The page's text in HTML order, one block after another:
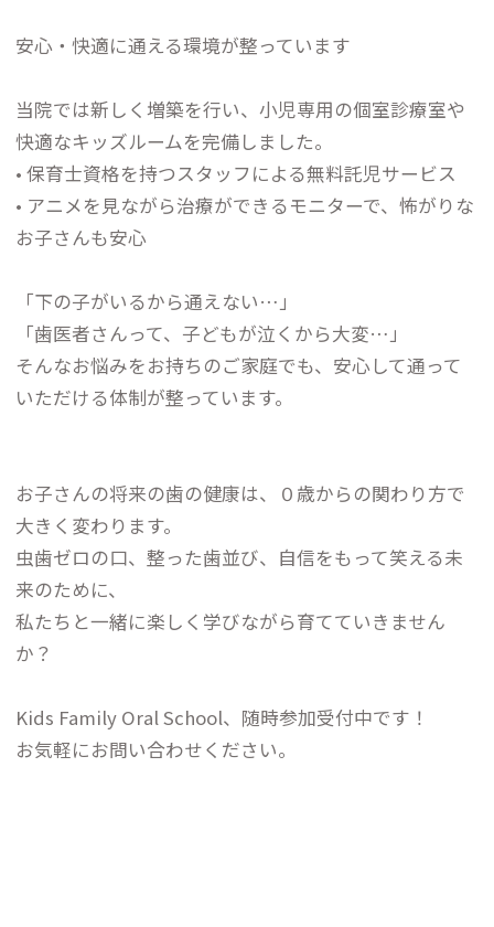
安心・快適に通える環境が整っています
当院では新しく増築を行い、小児専用の個室診療室や
快適なキッズルームを完備しました。
• 保育士資格を持つスタッフによる無料託児サービス
• アニメを見ながら治療ができるモニターで、怖がりな
お子さんも安心
「下の子がいるから通えない…」
「歯医者さんって、子どもが泣くから大変…」
そんなお悩みをお持ちのご家庭でも、安心して通って
いただける体制が整っています。
お子さんの将来の歯の健康は、０歳からの関わり方で
大きく変わります。
虫歯ゼロの口、整った歯並び、自信をもって笑える未
来のために、
私たちと一緒に楽しく学びながら育てていきません
か？
Kids Family Oral School、随時参加受付中です！
お気軽にお問い合わせください。